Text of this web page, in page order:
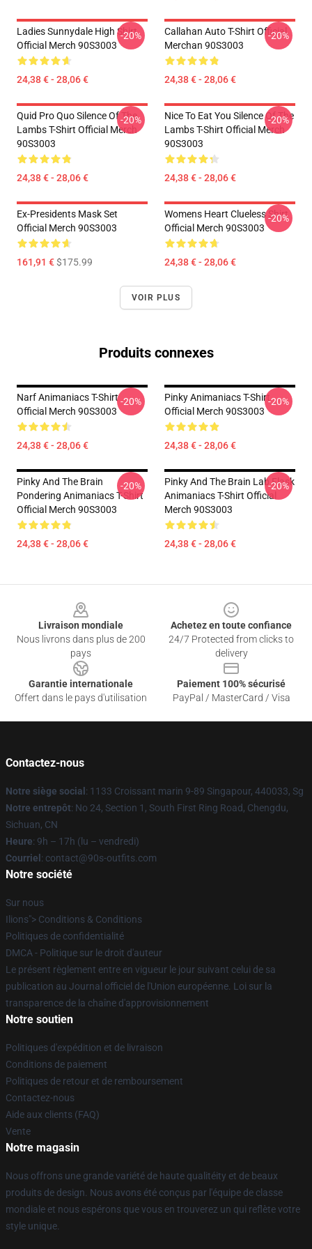
Ladies Sunnydale High Shirt
Official Merch 90S3003
24,38 € - 28,06 €
-20%
Callahan Auto T-Shirt Official
Merchan 90S3003
24,38 € - 28,06 €
-20%
Quid Pro Quo Silence Of The
Lambs T-Shirt Official Merch
90S3003
24,38 € - 28,06 €
-20%
Nice To Eat You Silence Of The
Lambs T-Shirt Official Merch
90S3003
24,38 € - 28,06 €
-20%
Ex-Presidents Mask Set
Official Merch 90S3003
161,91 €$175.99
Womens Heart Clueless Shirt
Official Merch 90S3003
24,38 € - 28,06 €
-20%
VOIR PLUS
Produits connexes
Narf Animaniacs T-Shirt
Official Merch 90S3003
24,38 € - 28,06 €
-20%
Pinky Animaniacs T-Shirt
Official Merch 90S3003
24,38 € - 28,06 €
-20%
Pinky And The Brain
Pondering Animaniacs T-Shirt
Official Merch 90S3003
24,38 € - 28,06 €
-20%
Pinky And The Brain Lab Flask
Animaniacs T-Shirt Official
Merch 90S3003
24,38 € - 28,06 €
-20%
Livraison mondiale
Nous livrons dans plus de 200
pays
Achetez en toute confiance
24/7 Protected from clicks to
delivery
Garantie internationale
Offert dans le pays d'utilisation
Paiement 100% sécurisé
PayPal / MasterCard / Visa
Contactez-nous
Notre siège social : 1133 Croissant marin 9-89 Singapour, 440033, Sg
Notre entrepôt: No 24, Section 1, South First Ring Road, Chengdu,
Sichuan, CN
Heure: 9h – 17h (lu – vendredi)
Courriel : contact@90s-outfits.com
Notre société
Sur nous
Ilions"> Conditions & Conditions
Politiques de confidentialité
DMCA - Politique sur le droit d'auteur
Le présent règlement entre en vigueur le jour suivant celui de sa
publication au Journal officiel de l'Union européenne. Loi sur la
transparence de la chaîne d'approvisionnement
Notre soutien
Politiques d'expédition et de livraison
Conditions de paiement
Politiques de retour et de remboursement
Contactez-nous
Aide aux clients (FAQ)
Vente
Notre magasin
Nous offrons une grande variété de haute qualitéity et de beaux
produits de design. Nous avons été conçus par l'équipe de classe
mondiale et nous espérons que vous en trouverez un qui reflète votre
style unique.